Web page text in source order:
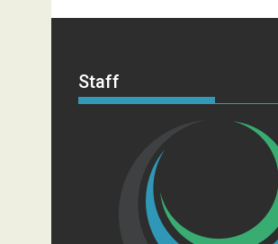
Staff